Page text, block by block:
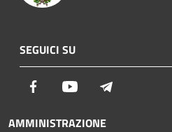
SEGUICI SU
Facebook Youtube
AMMINISTRAZIONE